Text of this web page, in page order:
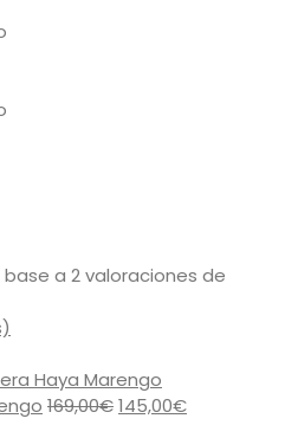
a 2valoraciones de
169,00€El
145,00€El